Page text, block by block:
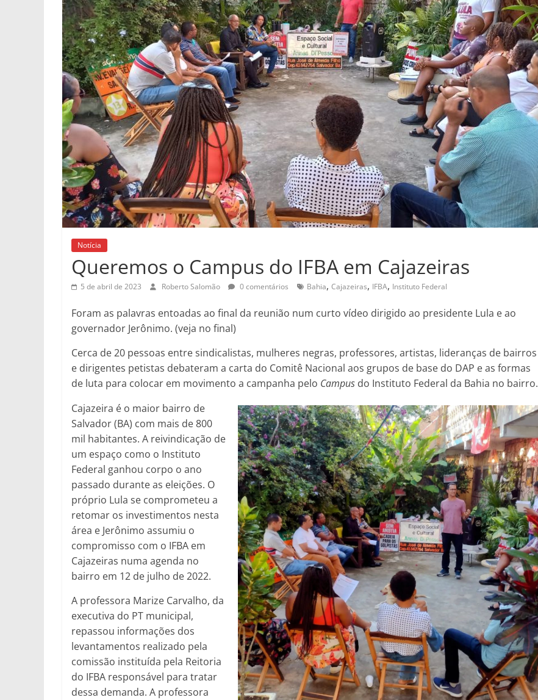
Notícia
Queremos o Campus do IFBA em Cajazeiras
5 de abril de 2023 Roberto Salomão 0 comentários Bahia, Cajazeiras, IFBA, Instituto Federal
Foram as palavras entoadas ao final da reunião num curto vídeo dirigido ao presidente Lula e ao
governador Jerônimo. (veja no final)
Cerca de 20 pessoas entre sindicalistas, mulheres negras, professores, artistas, lideranças de bairros
e dirigentes petistas debateram a carta do Comitê Nacional aos grupos de base do DAP e as formas
de luta para colocar em movimento a campanha pelo Campus do Instituto Federal da Bahia no bairro.
Cajazeira é o maior bairro de
Salvador (BA) com mais de 800
mil habitantes. A reivindicação de
um espaço como o Instituto
Federal ganhou corpo o ano
passado durante as eleições. O
próprio Lula se comprometeu a
retomar os investimentos nesta
área e Jerônimo assumiu o
compromisso com o IFBA em
Cajazeiras numa agenda no
bairro em 12 de julho de 2022.
A professora Marize Carvalho, da
executiva do PT municipal,
repassou informações dos
levantamentos realizado pela
comissão instituída pela Reitoria
do IFBA responsável para tratar
dessa demanda. A professora